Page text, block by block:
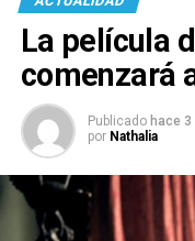
La película
comenzará
Publicado hace 3
por Nathalia